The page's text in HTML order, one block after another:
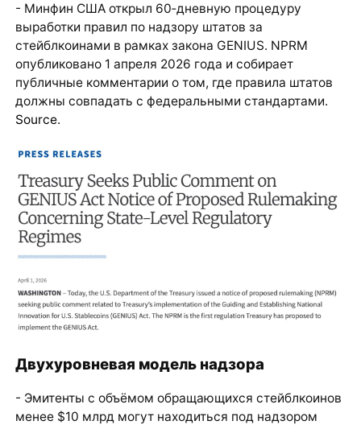
- Минфин США открыл 60‑дневную процедуру
выработки правил по надзору штатов за
стейблкоинами в рамках закона GENIUS. NPRM
опубликовано 1 апреля 2026 года и собирает
публичные комментарии о том, где правила штатов
должны совпадать с федеральными стандартами.
Source.
Двухуровневая модель надзора
- Эмитенты с объёмом обращающихся стейблкоинов
менее $10 млрд могут находиться под надзором